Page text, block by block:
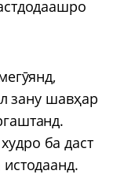
зану шавҳар
ба даст